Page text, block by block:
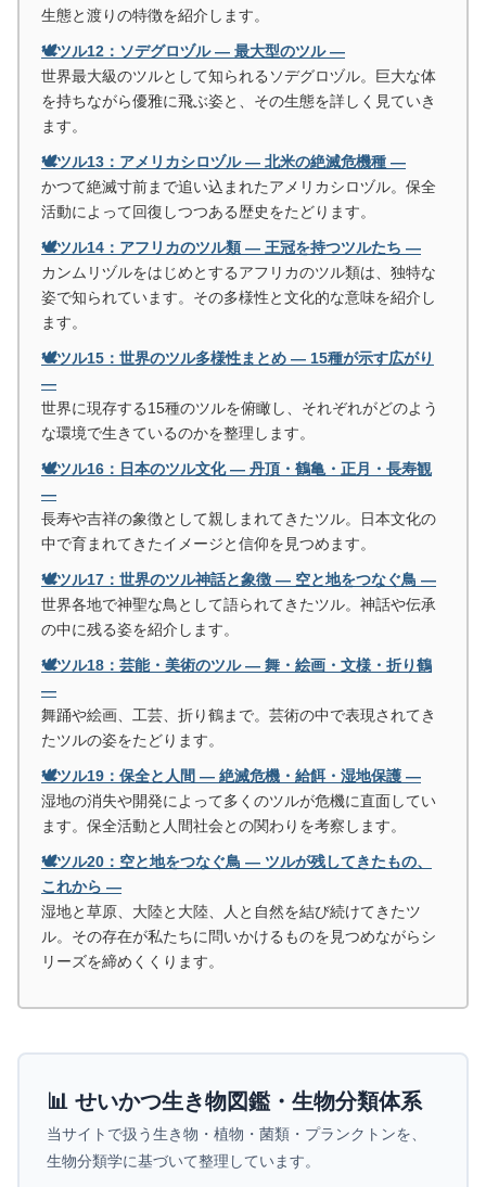
生態と渡りの特徴を紹介します。
🕊️ツル12：ソデグロヅル ― 最大型のツル ―
世界最大級のツルとして知られるソデグロヅル。巨大な体
を持ちながら優雅に飛ぶ姿と、その生態を詳しく見ていき
ます。
🕊️ツル13：アメリカシロヅル ― 北米の絶滅危機種 ―
かつて絶滅寸前まで追い込まれたアメリカシロヅル。保全
活動によって回復しつつある歴史をたどります。
🕊️ツル14：アフリカのツル類 ― 王冠を持つツルたち ―
カンムリヅルをはじめとするアフリカのツル類は、独特な
姿で知られています。その多様性と文化的な意味を紹介し
ます。
🕊️ツル15：世界のツル多様性まとめ ― 15種が示す広がり
―
世界に現存する15種のツルを俯瞰し、それぞれがどのよう
な環境で生きているのかを整理します。
🕊️ツル16：日本のツル文化 ― 丹頂・鶴亀・正月・長寿観
―
長寿や吉祥の象徴として親しまれてきたツル。日本文化の
中で育まれてきたイメージと信仰を見つめます。
🕊️ツル17：世界のツル神話と象徴 ― 空と地をつなぐ鳥 ―
世界各地で神聖な鳥として語られてきたツル。神話や伝承
の中に残る姿を紹介します。
🕊️ツル18：芸能・美術のツル ― 舞・絵画・文様・折り鶴
―
舞踊や絵画、工芸、折り鶴まで。芸術の中で表現されてき
たツルの姿をたどります。
🕊️ツル19：保全と人間 ― 絶滅危機・給餌・湿地保護 ―
湿地の消失や開発によって多くのツルが危機に直面してい
ます。保全活動と人間社会との関わりを考察します。
🕊️ツル20：空と地をつなぐ鳥 ― ツルが残してきたもの、
これから ―
湿地と草原、大陸と大陸、人と自然を結び続けてきたツ
ル。その存在が私たちに問いかけるものを見つめながらシ
リーズを締めくくります。
📊 せいかつ生き物図鑑・生物分類体系
当サイトで扱う生き物・植物・菌類・プランクトンを、
生物分類学に基づいて整理しています。